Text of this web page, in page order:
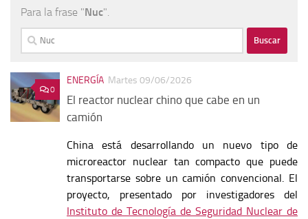
Para la frase "Nuc".
Buscar:
0
ENERGÍA Martes 09/06/2026
El reactor nuclear chino que cabe en un
camión
China está desarrollando un nuevo tipo de
microreactor nuclear tan compacto que puede
transportarse sobre un camión convencional. El
proyecto, presentado por investigadores del
Instituto de Tecnología de Seguridad Nuclear de